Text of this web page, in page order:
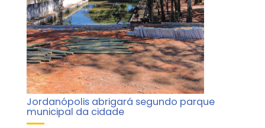
Jordanópolis abrigará segundo parque
municipal da cidade